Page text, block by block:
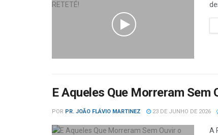
E Aqueles Que Morreram Sem
POR PR. JOÃO FLÁVIO MARTINEZ 23 DE JUNHO DE 2026
A